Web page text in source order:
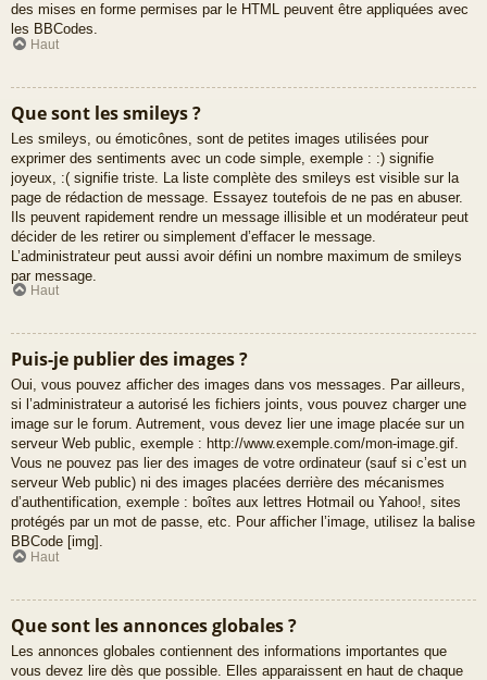
des mises en forme permises par le HTML peuvent être appliquées avec
les BBCodes.
Haut
Que sont les smileys ?
Les smileys, ou émoticônes, sont de petites images utilisées pour
exprimer des sentiments avec un code simple, exemple : :) signifie
joyeux, :( signifie triste. La liste complète des smileys est visible sur la
page de rédaction de message. Essayez toutefois de ne pas en abuser.
Ils peuvent rapidement rendre un message illisible et un modérateur peut
décider de les retirer ou simplement d’effacer le message.
L’administrateur peut aussi avoir défini un nombre maximum de smileys
par message.
Haut
Puis-je publier des images ?
Oui, vous pouvez afficher des images dans vos messages. Par ailleurs,
si l’administrateur a autorisé les fichiers joints, vous pouvez charger une
image sur le forum. Autrement, vous devez lier une image placée sur un
serveur Web public, exemple : http://www.exemple.com/mon-image.gif.
Vous ne pouvez pas lier des images de votre ordinateur (sauf si c’est un
serveur Web public) ni des images placées derrière des mécanismes
d’authentification, exemple : boîtes aux lettres Hotmail ou Yahoo!, sites
protégés par un mot de passe, etc. Pour afficher l’image, utilisez la balise
BBCode [img].
Haut
Que sont les annonces globales ?
Les annonces globales contiennent des informations importantes que
vous devez lire dès que possible. Elles apparaissent en haut de chaque